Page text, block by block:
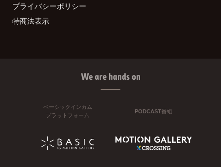
プライバシーポリシー
特商法表示
We are hands on
ベーシックインカム
プラットフォーム
PODCAST番組